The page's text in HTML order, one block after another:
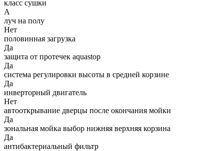
класс сушки
A
луч на полу
Нет
половинная загрузка
Да
защита от протечек aquastop
Да
система регулировки высоты в средней корзине
Да
инверторный двигатель
Нет
автооткрывание дверцы после окончания мойки
Да
зональная мойка выбор нижняя верхняя корзина
Да
антибактериальный фильтр